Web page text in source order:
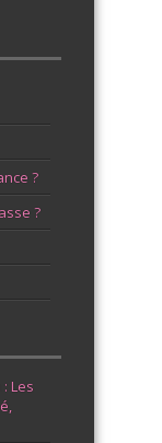
?
?
Les